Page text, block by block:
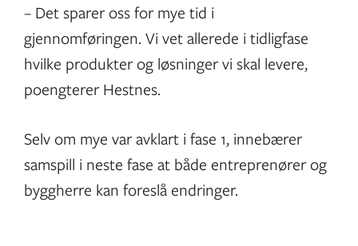
– Det sparer oss for mye tid i
gjennomføringen. Vi vet allerede i tidligfase
hvilke produkter og løsninger vi skal levere,
poengterer Hestnes.
Selv om mye var avklart i fase 1, innebærer
samspill i neste fase at både entreprenører og
byggherre kan foreslå endringer.